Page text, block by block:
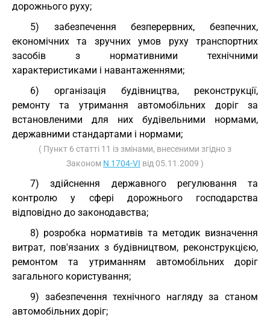
дорожнього руху;
5) забезпечення безперервних, безпечних,
економічних та зручних умов руху транспортних
засобів з нормативними технічними
характеристиками і навантаженнями;
6) організація будівництва, реконструкції,
ремонту та утримання автомобільних доріг за
встановленими для них будівельними нормами,
державними стандартами і нормами;
( Пункт 6 статті 11 із змінами, внесеними згідно з
Законом N 1704-VI від 05.11.2009 )
7) здійснення державного регулювання та
контролю у сфері дорожнього господарства
відповідно до законодавства;
8) розробка нормативів та методик визначення
витрат, пов'язаних з будівництвом, реконструкцією,
ремонтом та утриманням автомобільних доріг
загального користування;
9) забезпечення технічного нагляду за станом
автомобільних доріг;